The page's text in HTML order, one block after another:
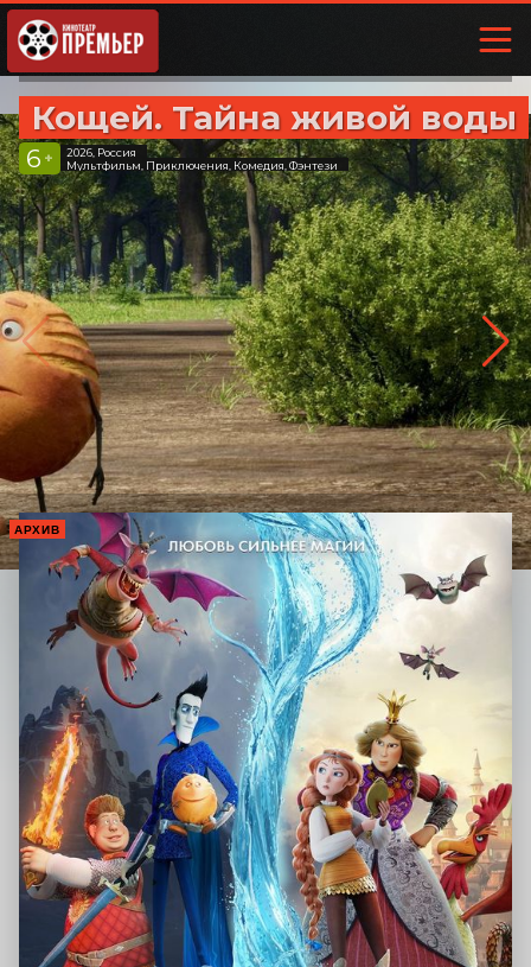
Кощей. Тайна живой воды
6 +
2026, Россия
Мультфильм, Приключения, Комедия, Фэнтези
АРХИВ